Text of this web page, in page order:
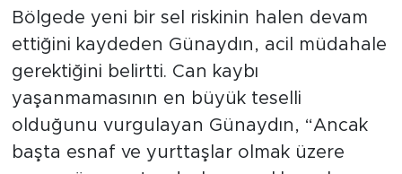
Bölgede yeni bir sel riskinin halen devam
ettiğini kaydeden Günaydın, acil müdahale
gerektiğini belirtti. Can kaybı
yaşanmamasının en büyük teselli
olduğunu vurgulayan Günaydın, “Ancak
başta esnaf ve yurttaşlar olmak üzere